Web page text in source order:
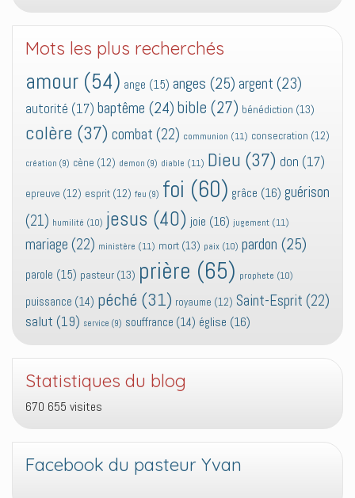
Mots les plus recherchés
amour (54) ange (15) anges (25) argent (23)
autorité (17) baptême (24) bible (27) bénédiction (13)
colère (37) combat (22) communion (11) consecration (12)
création (9) cène (12) demon (9) diable (11) Dieu (37) don (17)
epreuve (12) esprit (12) feu (9) foi (60) grâce (16) guérison
(21) humilité (10) jesus (40) joie (16) jugement (11)
mariage (22) ministère (11) mort (13) paix (10) pardon (25)
parole (15) pasteur (13) prière (65) prophete (10)
puissance (14) péché (31) royaume (12) Saint-Esprit (22)
salut (19) service (9) souffrance (14) église (16)
Statistiques du blog
670 655 visites
Facebook du pasteur Yvan